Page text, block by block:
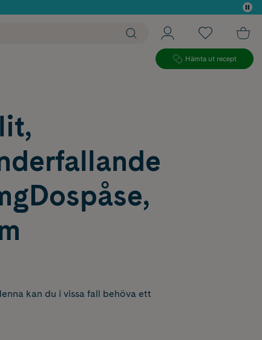
Hämta ut recept
kan du i vissa fall behöva ett